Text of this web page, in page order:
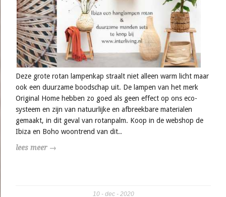
Deze grote rotan lampenkap straalt niet alleen warm licht maar
ook een duurzame boodschap uit. De lampen van het merk
Original Home hebben zo goed als geen effect op ons eco-
systeem en zijn van natuurlijke en afbreekbare materialen
gemaakt, in dit geval van rotanpalm. Koop in de webshop de
Ibiza en Boho woontrend van dit..
lees meer →
10 dec 2020